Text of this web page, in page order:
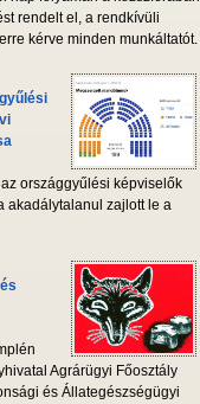
rendelt el, a rendkívüli
kérve minden munkáltatót.
országgyűlési képviselők
akadálytalanul zajlott le a
Agrárügyi Főosztály
és Állategészségügyi